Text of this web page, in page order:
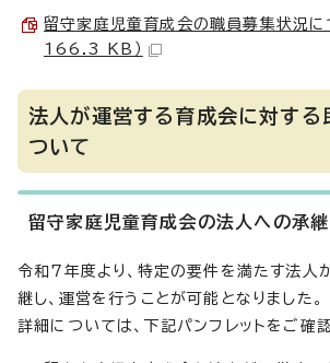
留守家庭児童育成会の職員募集状況に
166.3 KB）
法人が運営する育成会に対する
ついて
留守家庭児童育成会の法人への承
令和7年度より、特定の要件を満たす法人
継し、運営を行うことが可能となりました。
詳細については、下記パンフレットをご確認